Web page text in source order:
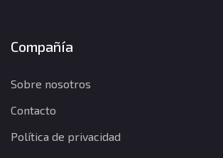
Compañía
Sobre nosotros
Contacto
Política de privacidad